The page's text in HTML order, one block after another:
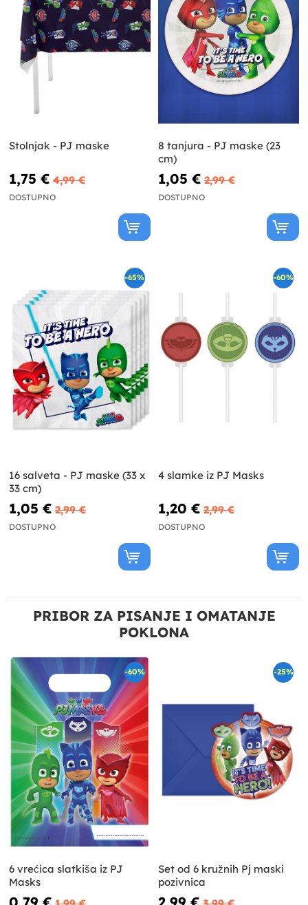
Stolnjak - PJ maske
1,75 € 4,99 €
DOSTUPNO
8 tanjura - PJ maske (23
cm)
1,05 € 2,99 €
DOSTUPNO
-65%
16 salveta - PJ maske (33 x
33 cm)
1,05 € 2,99 €
DOSTUPNO
-60%
4 slamke iz PJ Masks
1,20 € 2,99 €
DOSTUPNO
PRIBOR ZA PISANJE I OMATANJE
POKLONA
-60%
6 vrećica slatkiša iz PJ
Masks
-25%
Set od 6 kružnih Pj maski
pozivnica